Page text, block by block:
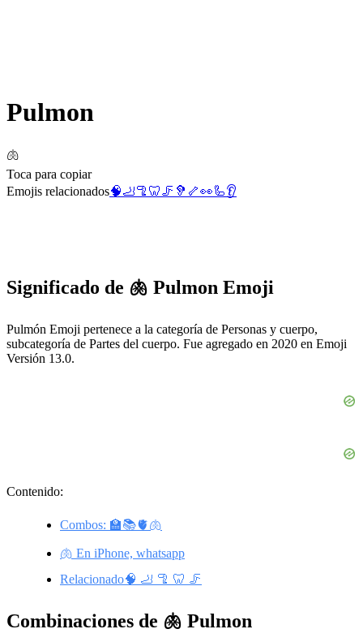
Pulmon
🫁
Toca para copiar
Emojis relacionados🧠🦶🦿 🦷🦵 🦻 🦴👀🦾👂
Significado de 🫁 Pulmon Emoji
Pulmón Emoji pertenece a la categoría de Personas y cuerpo,
subcategoría de Partes del cuerpo. Fue agregado en 2020 en Emoji
Versión 13.0.
Contenido:
Combos: 🏫📚🫀🫁
🫁 En iPhone, whatsapp
Relacionado🧠 🦶 🦿 🦷 🦵
Combinaciones de 🫁 Pulmon